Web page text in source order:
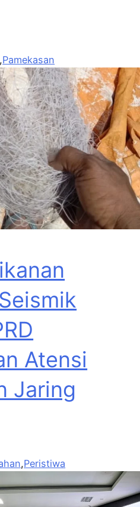
,Pamekasan
Atensi
Jaring
,Peristiwa